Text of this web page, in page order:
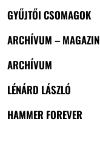
GYŰJTŐI CSOMAGOK
ARCHÍVUM – MAGAZIN
ARCHÍVUM
LÉNÁRD LÁSZLÓ
HAMMER FOREVER